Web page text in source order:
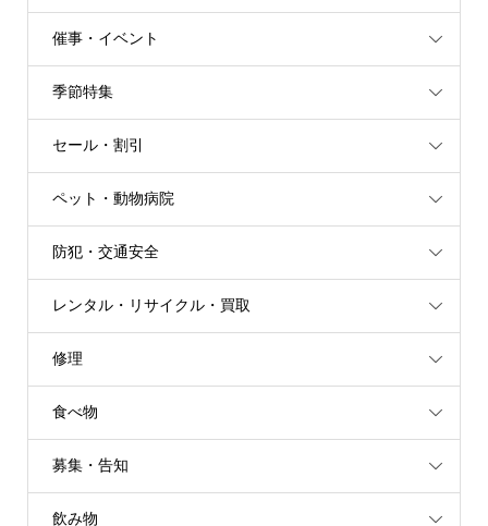
催事・イベント
季節特集
セール・割引
ペット・動物病院
防犯・交通安全
レンタル・リサイクル・買取
修理
食べ物
募集・告知
飲み物